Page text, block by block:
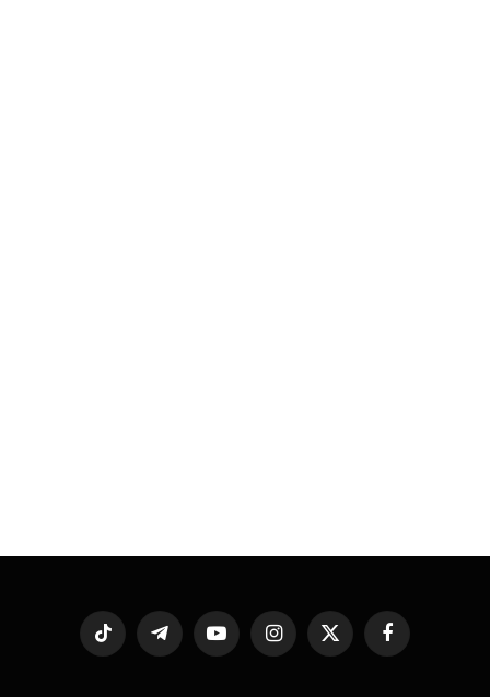
فيسبوك
X
الانستغراميوتيوب تيلقرام تيكتوك